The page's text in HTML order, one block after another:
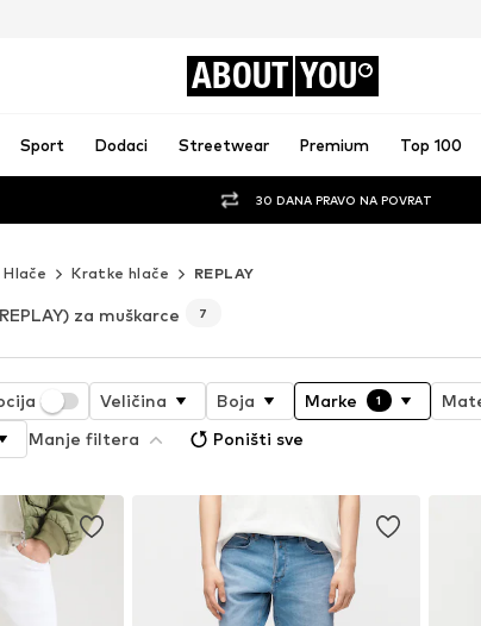
ABOUT YOU
Sport Dodaci Streetwear Premium Top 100
30 DANA PRAVO NA POVRAT
Hlače Kratke hlače REPLAY
za muškarce 7
Veličina Boja Marke 1
Manje filtera Poništi sve